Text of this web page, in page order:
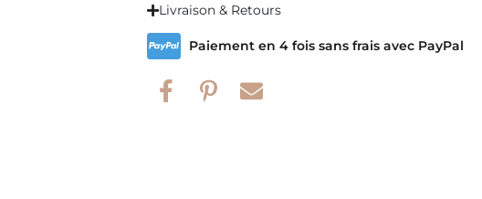
Livraison & Retours
Paiement en 4 fois sans frais avec PayPal